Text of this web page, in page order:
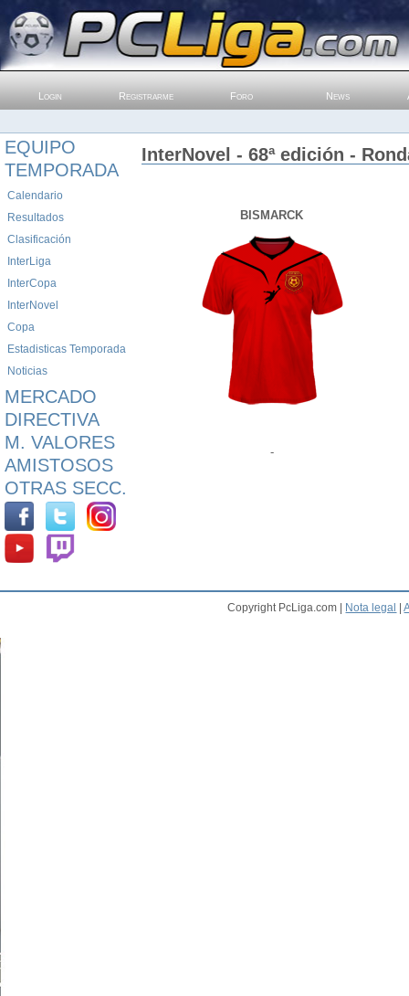
Login Registrarme Foro News
EQUIPO
TEMPORADA
Calendario
Resultados
Clasificación
InterLiga
InterCopa
InterNovel
Copa
Estadisticas Temporada
Noticias
MERCADO
DIRECTIVA
M. VALORES
AMISTOSOS
OTRAS SECC.
InterNovel - 68ª edición -
BISMARCK
-
Copyright PcLiga.com | Nota legal |